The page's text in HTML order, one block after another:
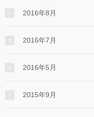
2016年8月
2016年7月
2016年5月
2015年9月